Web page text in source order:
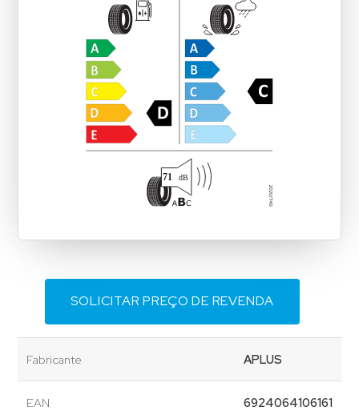
SOLICITAR PREÇO DE REVENDA
Fabricante APLUS
EAN 6924064106161